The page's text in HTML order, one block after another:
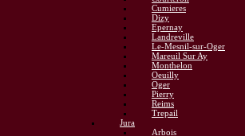
Cumieres
Dizy
Epernay
Landreville
Le-Mesnil-sur-Oger
Mareuil Sur Ay
Monthelon
Oeuilly
Oger
Pierry
Reims
Trepail
Jura
Arbois